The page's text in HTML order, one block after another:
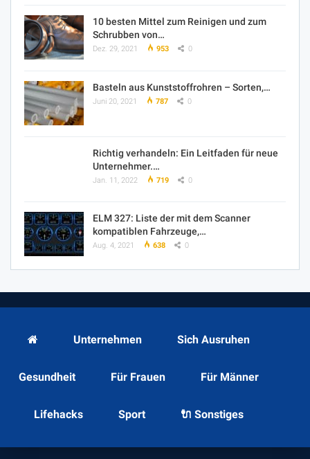
10 besten Mittel zum Reinigen und zum
Schrubben von…
Dez. 29, 2021 953 0
Basteln aus Kunststoffrohren – Sorten,…
Juni 20, 2021 787 0
Richtig verhandeln: Ein Leitfaden für neue
Unternehmer.…
Jan. 11, 2022 719 0
ELM 327: Liste der mit dem Scanner
kompatiblen Fahrzeuge,…
Aug. 4, 2021 638 0
Unternehmen Sich Ausruhen
Gesundheit Für Frauen Für Männer
Lifehacks Sport 🔌 Sonstiges